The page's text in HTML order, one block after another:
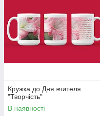
Кружка до Дня вчителя
"Творчість"
В наявності